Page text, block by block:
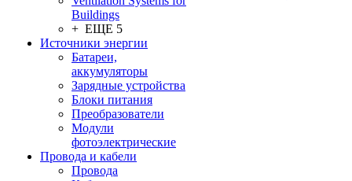
Buildings
+ ЕЩЕ 5
Источники энергии
Батареи,
аккумуляторы
Зарядные устройства
Блоки питания
Преобразователи
Модули
фотоэлектрические
Провода и кабели
Провода